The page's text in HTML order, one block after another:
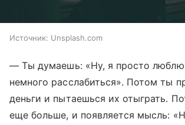
Источник: Unsplash.com
— Ты думаешь: «Ну, я просто люблю
немного расслабиться». Потом ты
деньги и пытаешься их отыграть.
еще больше, и появляется мысль: